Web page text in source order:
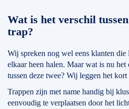
Wat is het verschil
trap?
Wij spreken nog wel eens klanten die
elkaar heen halen. Maar wat is nu
tussen deze twee? Wij leggen het
Trappen zijn met name handig bij
eenvoudig te verplaatsen door het